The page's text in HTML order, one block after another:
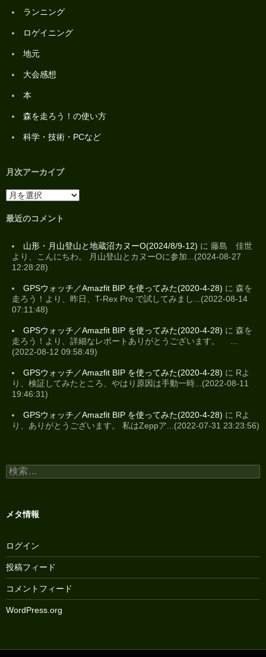
ランニング
ロゲイニング
地元
大会感想
本
森を走ろう！の使い方
科学・技術・PCなど
月次アーカイブ
最近のコメント
山形・月山登山と地蔵沼カヌーO(2024/8/9-12) に 藤島 佳世
より、こんにちわ。 月山登山とカヌーOに参加...(2024-08-27
12:28:28)
GPSウォッチ／Amazfit BIP を使ってみた(2020-4-28) に 森を
走ろう！より、昨日、T-Rex Pro で試してみまし...(2022-08-14
07:11:48)
GPSウォッチ／Amazfit BIP を使ってみた(2020-4-28) に 森を
走ろう！より、詳細なレポートありがとうございます。 ...
(2022-08-12 09:58:49)
GPSウォッチ／Amazfit BIP を使ってみた(2020-4-28) に Rよ
り、検証してみたところ、やはり原因は手動一時...(2022-08-11
19:46:31)
GPSウォッチ／Amazfit BIP を使ってみた(2020-4-28) に Rよ
り、ありがとうございます。 私はZeppア...(2022-07-31 23:23:56)
検
索:
メタ情報
ログイン
投稿フィード
コメントフィード
WordPress.org